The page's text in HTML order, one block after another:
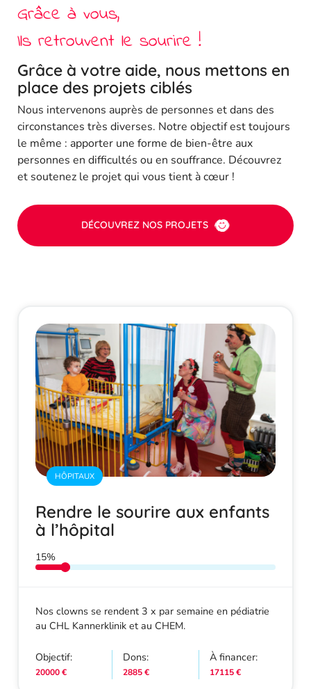
Grâce à vous,
Ils retrouvent le sourire !
Grâce à votre aide, nous mettons en
place des projets ciblés
Nous intervenons auprès de personnes et dans des
circonstances très diverses. Notre objectif est toujours
le même : apporter une forme de bien-être aux
personnes en difficultés ou en souffrance. Découvrez
et soutenez le projet qui vous tient à cœur !
DÉCOUVREZ NOS PROJETS
HÔPITAUX
Rendre le sourire aux enfants
à l’hôpital
Nos clowns se rendent 3 x par semaine en pédiatrie
au CHL Kannerklinik et au CHEM.
15%
Objectif:
20000 €
Dons:
2885 €
À financer:
17115 €